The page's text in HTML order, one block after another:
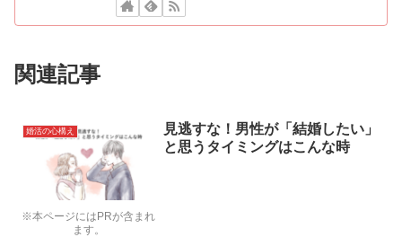
関連記事
※本ページにはPRが含まれ
ます。
婚活の心構え
見逃すな！男性が「結婚したい」
と思うタイミングはこんな時